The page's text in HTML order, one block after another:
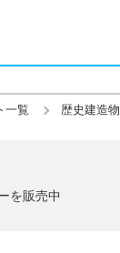
一覧 歴史建造物
を販売中